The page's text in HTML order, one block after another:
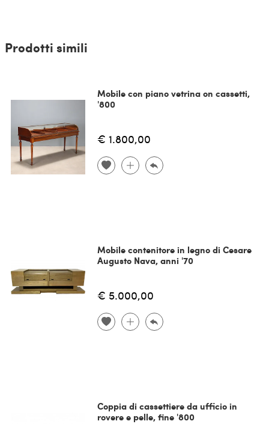
Prodotti simili
Mobile con piano vetrina on cassetti,
'800
€ 1.800,00
Mobile contenitore in legno di Cesare
Augusto Nava, anni '70
€ 5.000,00
Coppia di cassettiere da ufficio in
rovere e pelle, fine '800